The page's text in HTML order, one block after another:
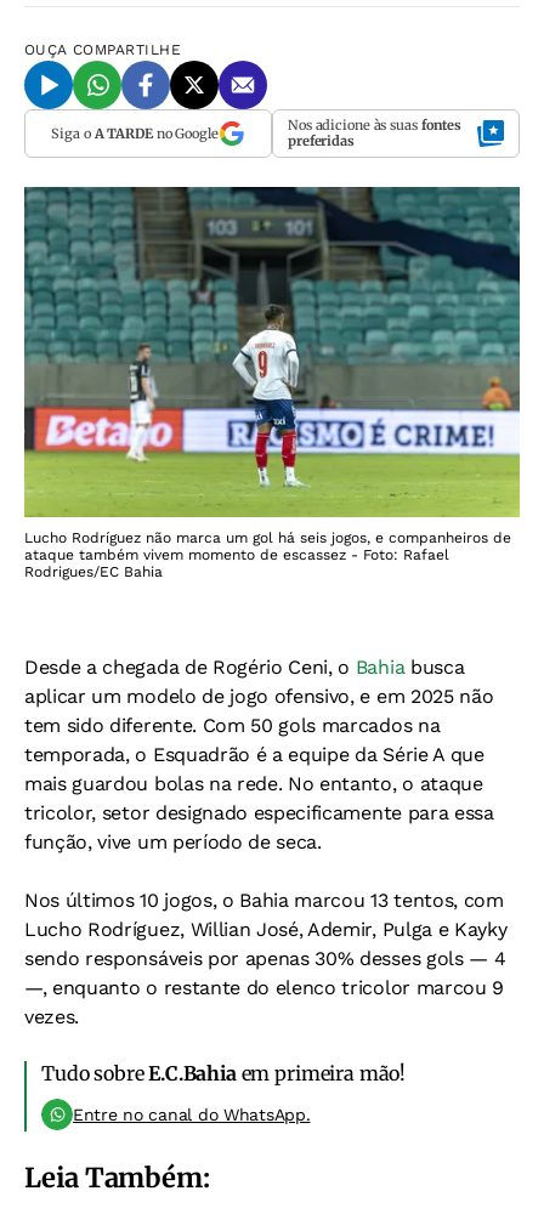
OUÇA COMPARTILHE
Siga o A TARDEno Google Nos adicione às suas fontes
preferidas
Lucho Rodríguez não marca um gol há seis jogos, e companheiros de
ataque também vivem momento de escassez - Foto: Rafael
Rodrigues/EC Bahia
Desde a chegada de Rogério Ceni, o Bahiabusca
aplicar um modelo de jogo ofensivo, e em 2025 não
tem sido diferente. Com 50 gols marcados na
temporada, o Esquadrão é a equipe da Série A que
mais guardou bolas na rede. No entanto, o ataque
tricolor, setor designado especificamente para essa
função, vive um período de seca.
Nos últimos 10 jogos, o Bahia marcou 13 tentos, com
Lucho Rodríguez, Willian José, Ademir, Pulga e Kayky
sendo responsáveis por apenas 30% desses gols — 4
—, enquanto o restante do elenco tricolor marcou 9
vezes.
Tudo sobreE.C.Bahiaem primeira mão!
Entre no canal do WhatsApp.
Leia Também: